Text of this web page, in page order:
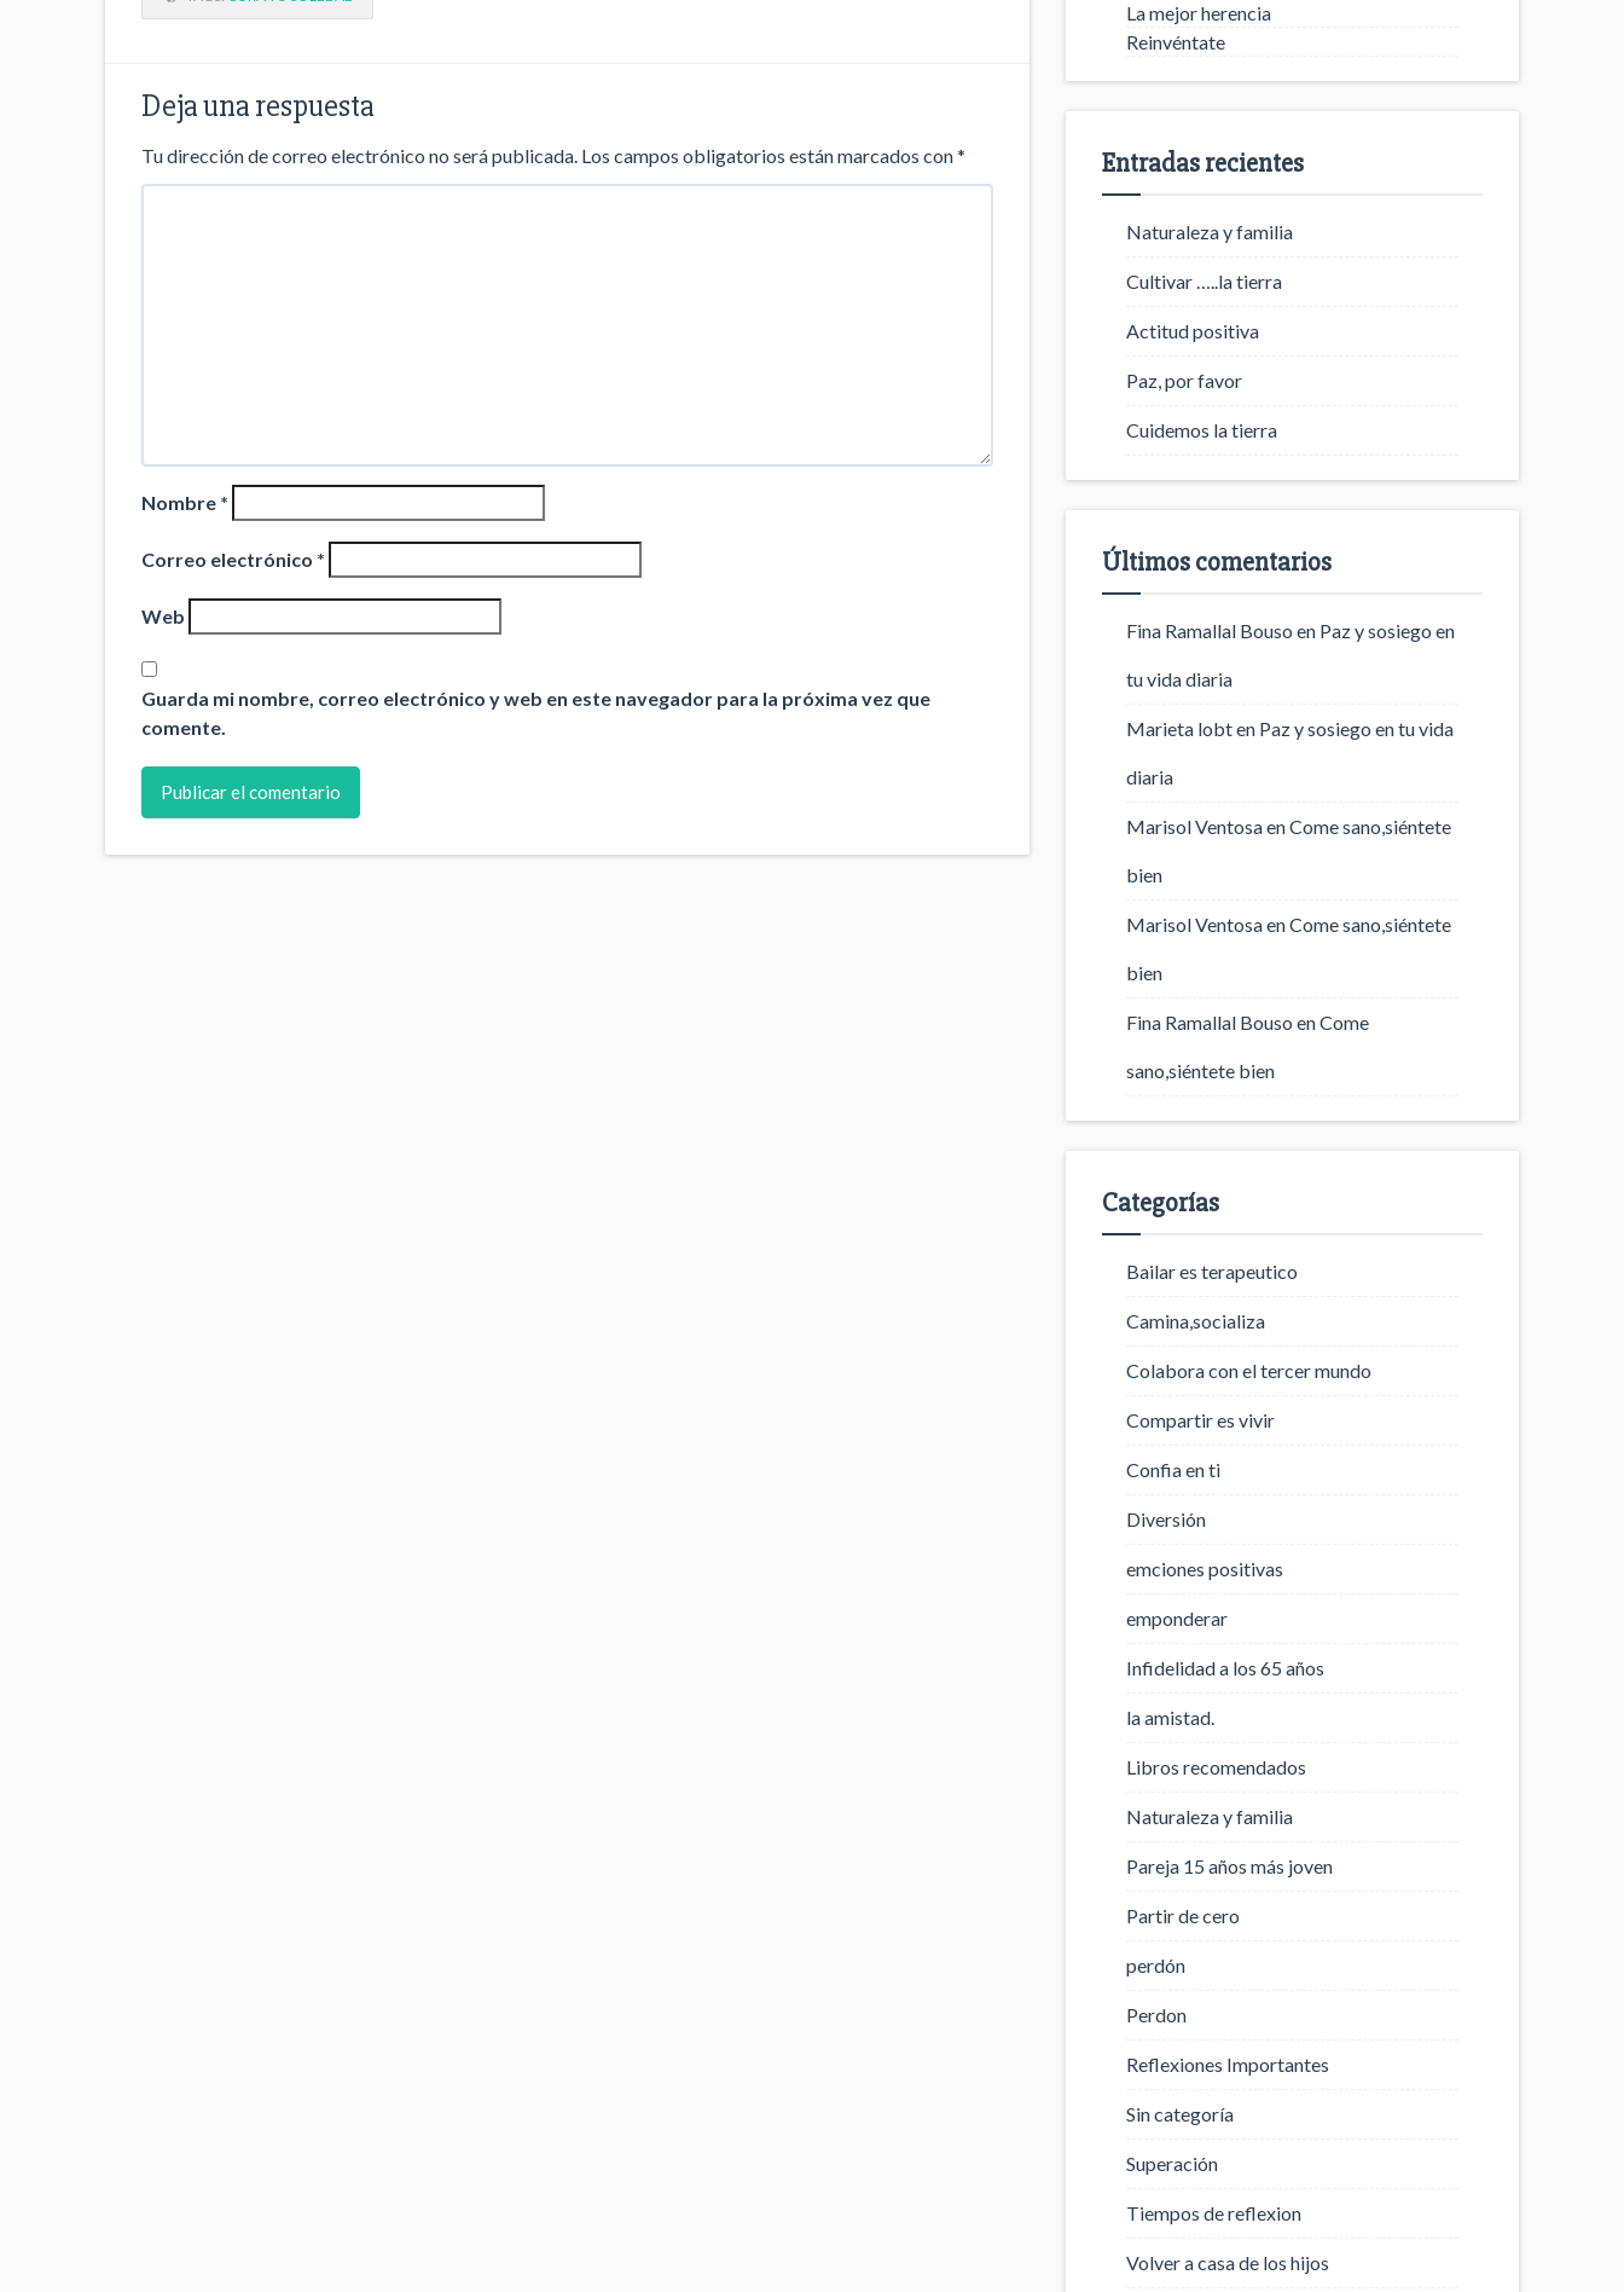
Deja una respuesta
Tu dirección de correo electrónico no será publicada. Los campos obligatorios están marcados con*
Nombre *
Correo electrónico *
Web
Guarda mi nombre, correo electrónico y web en este navegador para la próxima vez que
comente.
La mejor herencia
Reinvéntate
Entradas recientes
Naturaleza y familia
Cultivar …..la tierra
Actitud positiva
Paz, por favor
Cuidemos la tierra
Últimos comentarios
Fina Ramallal Bouso en Paz y sosiego en
tu vida diaria
Marieta lobten Paz y sosiego en tu vida
diaria
Marisol VentosaenCome sano,siéntete
bien
Marisol VentosaenCome sano,siéntete
bien
Fina Ramallal Bouso enCome
sano,siéntete bien
Categorías
Bailar es terapeutico
Camina,socializa
Colabora con el tercer mundo
Compartir es vivir
Confia en ti
Diversión
emciones positivas
emponderar
Infidelidad a los 65 años
la amistad.
Libros recomendados
Naturaleza y familia
Pareja 15 años más joven
Partir de cero
perdón
Perdon
Reflexiones Importantes
Sin categoría
Superación
Tiempos de reflexion
Volver a casa de los hijos